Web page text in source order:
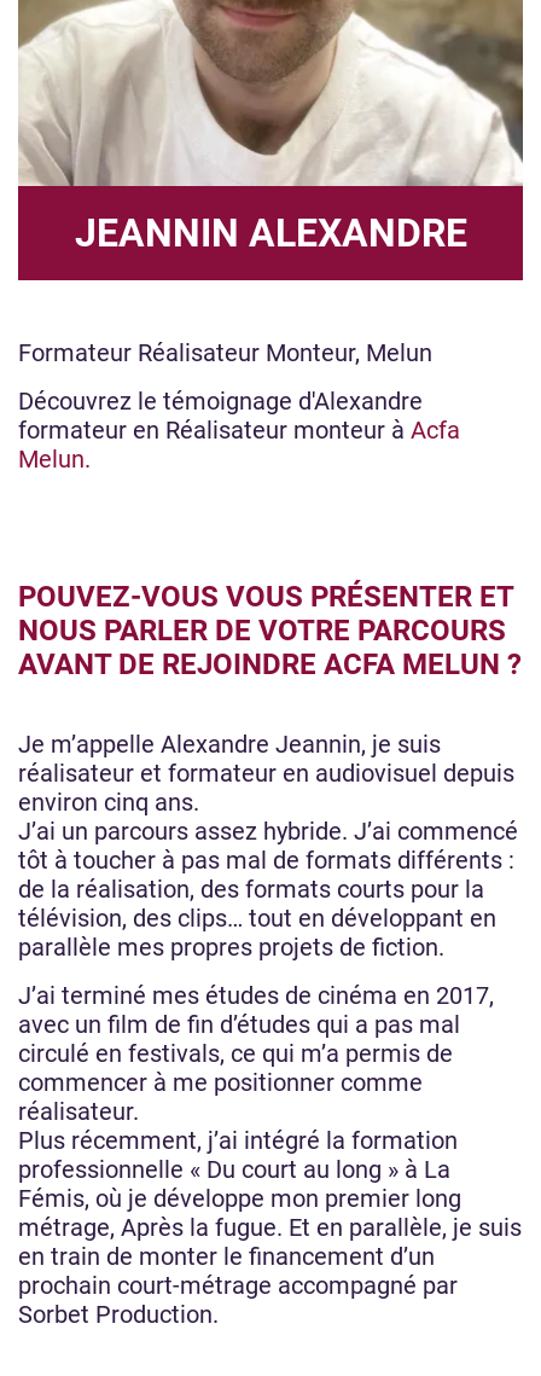
JEANNIN ALEXANDRE
Formateur Réalisateur Monteur, Melun
Découvrez le témoignage d'Alexandre
formateur en Réalisateur monteur à Acfa
Melun.
POUVEZ-VOUS VOUS PRÉSENTER ET
NOUS PARLER DE VOTRE PARCOURS
AVANT DE REJOINDRE ACFA MELUN ?
Je m’appelle Alexandre Jeannin, je suis
réalisateur et formateur en audiovisuel depuis
environ cinq ans.
J’ai un parcours assez hybride. J’ai commencé
tôt à toucher à pas mal de formats différents :
de la réalisation, des formats courts pour la
télévision, des clips… tout en développant en
parallèle mes propres projets de fiction.
J’ai terminé mes études de cinéma en 2017,
avec un film de fin d’études qui a pas mal
circulé en festivals, ce qui m’a permis de
commencer à me positionner comme
réalisateur.
Plus récemment, j’ai intégré la formation
professionnelle « Du court au long » à La
Fémis, où je développe mon premier long
métrage, Après la fugue. Et en parallèle, je suis
en train de monter le financement d’un
prochain court-métrage accompagné par
Sorbet Production.